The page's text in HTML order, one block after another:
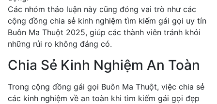
Các nhóm thảo luận này cũng đóng vai trò như các
cộng đồng chia sẻ kinh nghiệm tìm kiếm gái gọi uy tín
Buôn Ma Thuột 2025, giúp các thành viên tránh khỏi
những rủi ro không đáng có.
Chia Sẻ Kinh Nghiệm An Toàn
Trong cộng đồng gái gọi Buôn Ma Thuột, việc chia sẻ
các kinh nghiệm về an toàn khi tìm kiếm gái gọi đẹp